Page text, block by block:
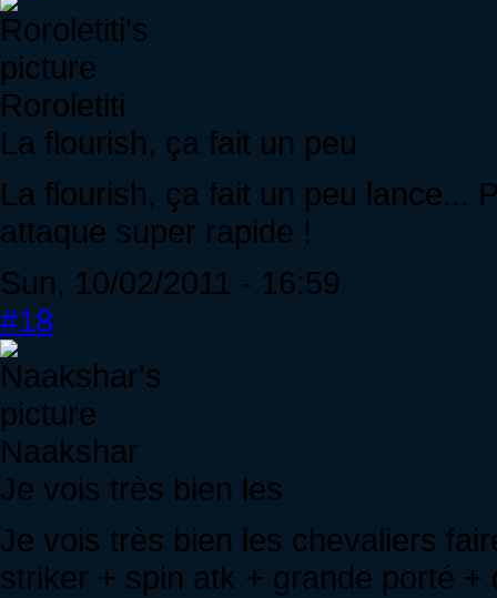
Roroletiti
La flourish, ça fait un peu
La flourish, ça fait un peu lance...
attaque super rapide !
Sun, 10/02/2011 - 16:59
#18
Naakshar
Je vois très bien les
Je vois très bien les chevaliers
striker + spin atk + grande porté +